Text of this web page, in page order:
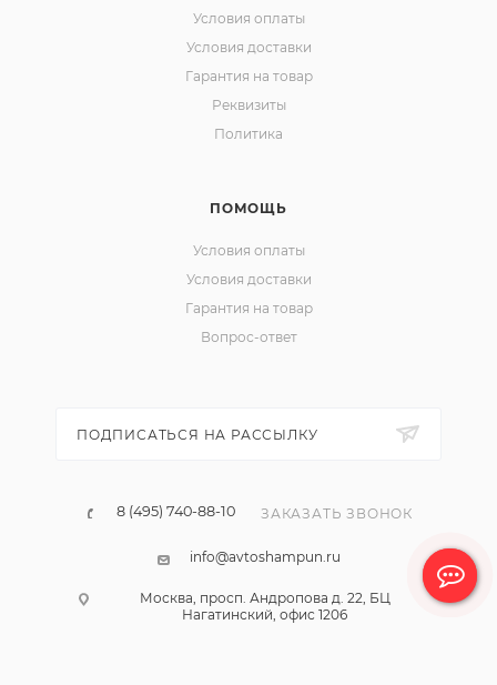
Условия оплаты
Условия доставки
Гарантия на товар
Реквизиты
Политика
ПОМОЩЬ
Условия оплаты
Условия доставки
Гарантия на товар
Вопрос-ответ
ПОДПИСАТЬСЯ НА РАССЫЛКУ
8 (495) 740-88-10 ЗАКАЗАТЬ ЗВОНОК
info@avtoshampun.ru
Москва, просп. Андропова д. 22, БЦ
Нагатинский, офис 1206